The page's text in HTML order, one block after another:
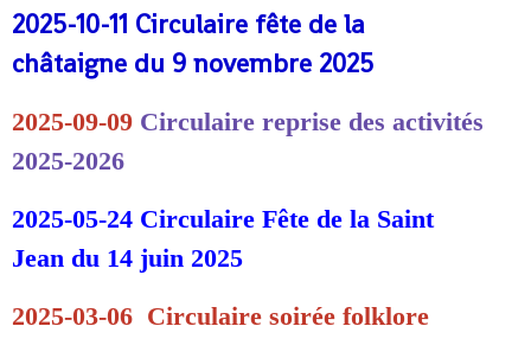
2025-10-11 Circulaire fête de la
châtaigne du 9 novembre 2025
2025-09-09 Circulaire reprise des activités
2025-2026
2025-05-24 Circulaire Fête de la Saint
Jean du 14 juin 2025
2025-03-06 Circulaire soirée folklore